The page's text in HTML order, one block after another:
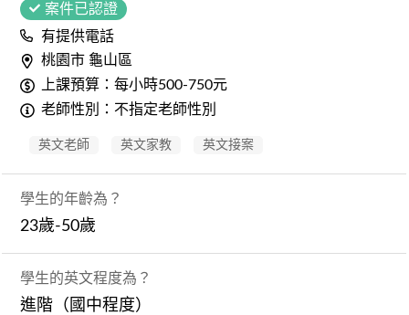
案件已認證
有提供電話
桃園市 龜山區
上課預算：每小時500-750元
老師性別：不指定老師性別
英文老師 英文家教 英文接案
學生的年齡為？
23歲-50歲
學生的英文程度為？
進階（國中程度）